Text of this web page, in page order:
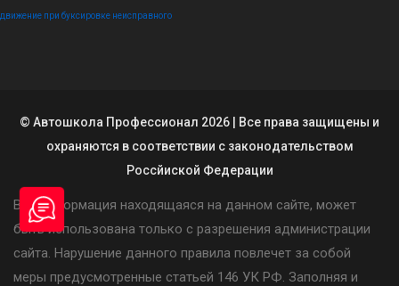
движение при буксировке неисправного
© Автошкола Профессионал 2026 | Все права защищены и
охраняются в соответствии с законодательством
Россйиской Федерации
Вся информация находящаяся на данном сайте, может
быть использована только с разрешения администрации
сайта. Нарушение данного правила повлечет за собой
меры предусмотренные статьей 146 УК РФ. Заполняя и